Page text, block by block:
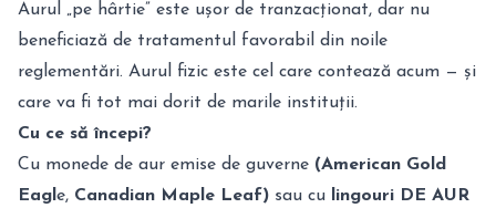
Aurul „pe hârtie” este ușor de tranzacționat, dar nu
beneficiază de tratamentul favorabil din noile
reglementări. Aurul fizic este cel care contează acum — și
care va fi tot mai dorit de marile instituții.
Cu ce să începi?
Cu monede de aur emise de guverne (American Gold
Eagl e, Canadian Maple Leaf) sau cu lingouri DE AUR